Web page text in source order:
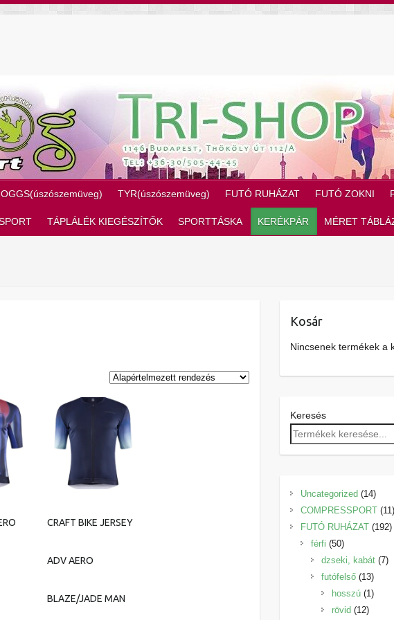
TYR(úszószemüveg) FUTÓ RUHÁZAT FUTÓ ZOKNI
TÁPLÁLÉK KIEGÉSZÍTŐK SPORTTÁSKA KERÉKPÁR MÉRET
CRAFT BIKE JERSEY
ADV AERO
BLAZE/JADE MAN
Kosár
Nincsenek termékek a
Keresés
Uncategorized 1414
COMPRESSPORT 11
FUTÓ RUHÁZAT 192
férfi 5050
termék
dzseki, kabát 77
futófelső 1313
termék
hosszú 11
rövid 1212